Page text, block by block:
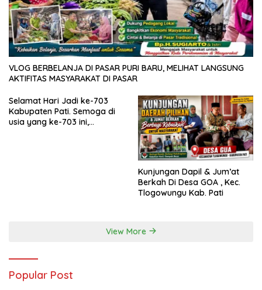
VLOG BERBELANJA DI PASAR PURI BARU, MELIHAT LANGSUNG
AKTIFITAS MASYARAKAT DI PASAR
Selamat Hari Jadi ke-703
Kabupaten Pati. Semoga di
usia yang ke-703 ini,
Salam sedulur Pati Selawase.
Facebook
Kunjungan Dapil & Jum’at
Berkah Di Desa GOA , Kec.
Tlogowungu Kab. Pati
View More
Popular Post